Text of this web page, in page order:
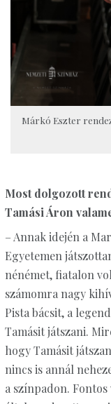
Márkó Eszter
Most dolgozott
Tamási Áron
– Annak idején a
Egyetemen
nénémet, fiatalon
számomra nagy
Pista bácsit, a
Tamásit játszani.
hogy Tamásit
nincs is annál
a színpadon.